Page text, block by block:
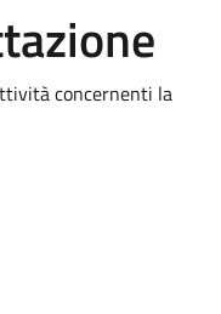
concernenti la